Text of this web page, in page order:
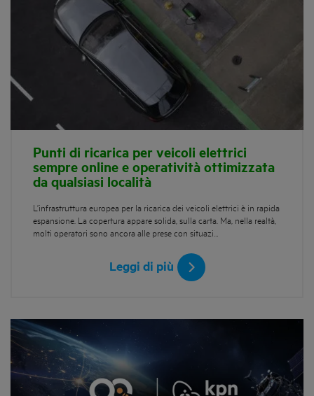
Punti di ricarica per veicoli elettrici
sempre online e operatività ottimizzata
da qualsiasi località
L’infrastruttura europea per la ricarica dei veicoli elettrici è in rapida
espansione. La copertura appare solida, sulla carta. Ma, nella realtà,
molti operatori sono ancora alle prese con situazi…
Leggi di più